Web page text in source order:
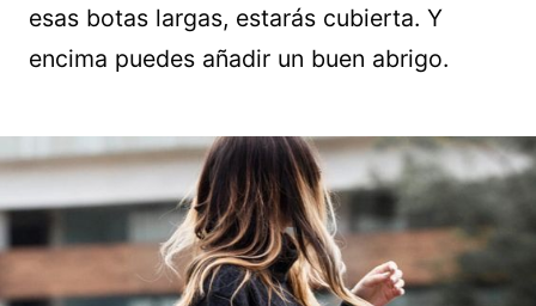
esas botas largas, estarás cubierta. Y
encima puedes añadir un buen abrigo.